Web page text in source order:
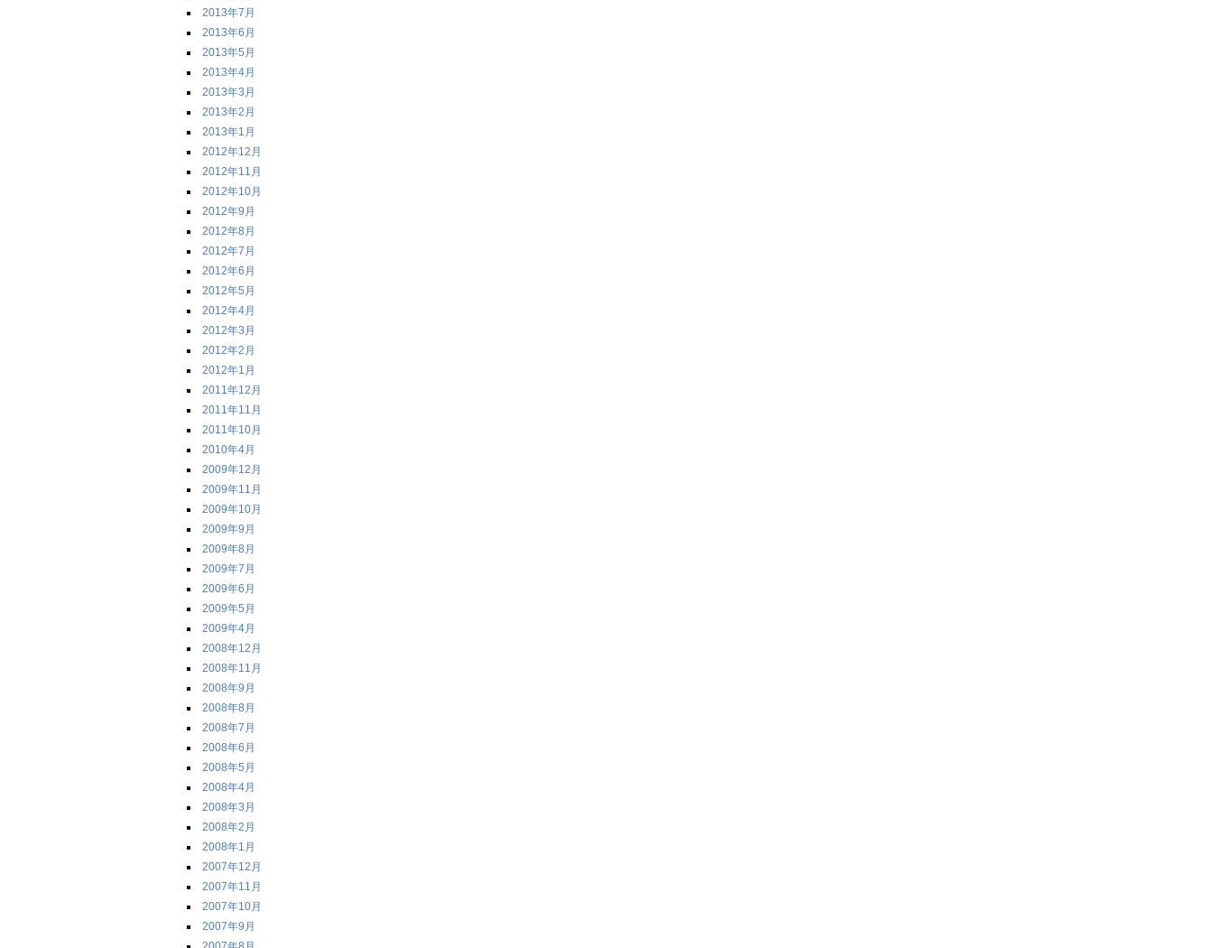
2013年7月
2013年6月
2013年5月
2013年4月
2013年3月
2013年2月
2013年1月
2012年12月
2012年11月
2012年10月
2012年9月
2012年8月
2012年7月
2012年6月
2012年5月
2012年4月
2012年3月
2012年2月
2012年1月
2011年12月
2011年11月
2011年10月
2010年4月
2009年12月
2009年11月
2009年10月
2009年9月
2009年8月
2009年7月
2009年6月
2009年5月
2009年4月
2008年12月
2008年11月
2008年9月
2008年8月
2008年7月
2008年6月
2008年5月
2008年4月
2008年3月
2008年2月
2008年1月
2007年12月
2007年11月
2007年10月
2007年9月